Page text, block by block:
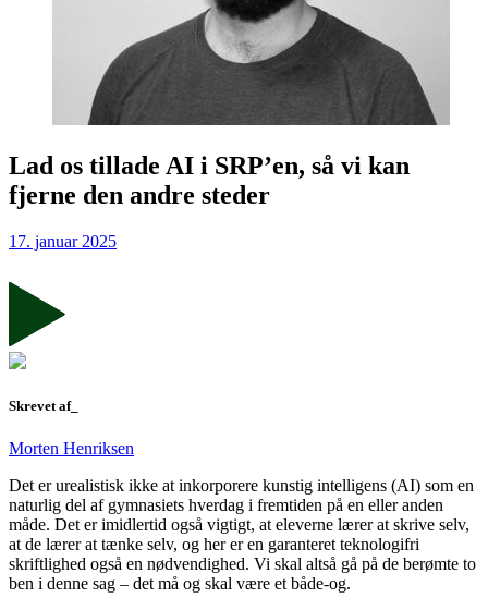
Lad os tillade AI i SRP’en, så vi kan
fjerne den andre steder
17. januar 2025
Skrevet af_
Morten Henriksen
Det er urealistisk ikke at inkorporere kunstig intelligens (AI) som en
naturlig del af gymnasiets hverdag i fremtiden på en eller anden
måde. Det er imidlertid også vigtigt, at eleverne lærer at skrive selv,
at de lærer at tænke selv, og her er en garanteret teknologifri
skriftlighed også en nødvendighed. Vi skal altså gå på de berømte to
ben i denne sag – det må og skal være et både-og.